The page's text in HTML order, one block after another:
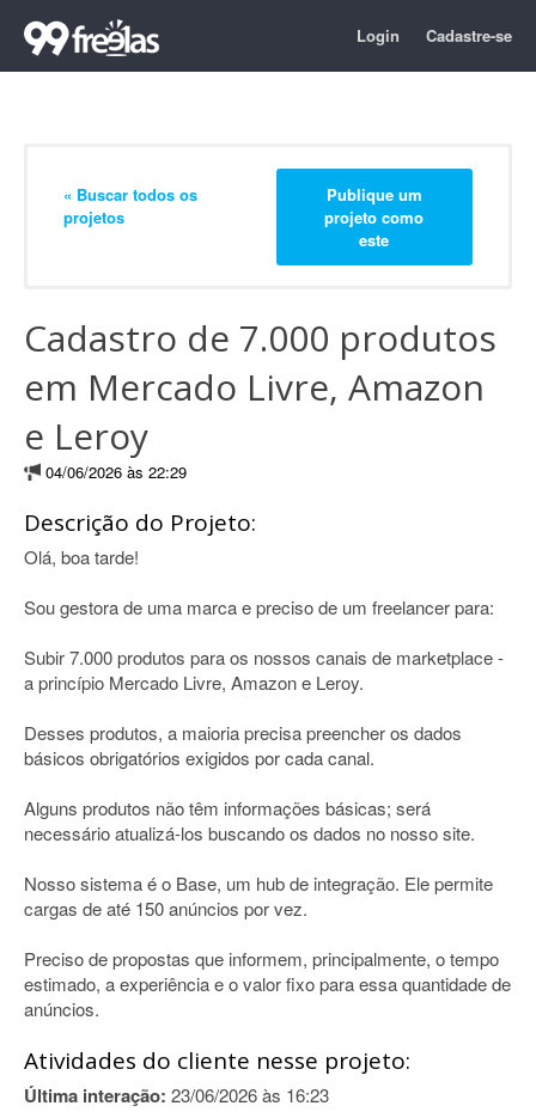
Login Cadastre-se
« Buscar todos os
projetos
Publique um
projeto como
este
Cadastro de 7.000 produtos
em Mercado Livre, Amazon
e Leroy
04/06/2026 às 22:29
Descrição do Projeto:
Olá, boa tarde!
Sou gestora de uma marca e preciso de um freelancer para:
Subir 7.000 produtos para os nossos canais de marketplace -
a princípio Mercado Livre, Amazon e Leroy.
Desses produtos, a maioria precisa preencher os dados
básicos obrigatórios exigidos por cada canal.
Alguns produtos não têm informações básicas; será
necessário atualizá-los buscando os dados no nosso site.
Nosso sistema é o Base, um hub de integração. Ele permite
cargas de até 150 anúncios por vez.
Preciso de propostas que informem, principalmente, o tempo
estimado, a experiência e o valor fixo para essa quantidade de
anúncios.
Atividades do cliente nesse projeto:
Última interação: 23/06/2026 às 16:23